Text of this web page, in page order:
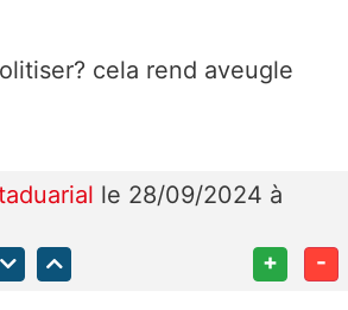
cela rend aveugle
le 28/09/2024 à
+ -